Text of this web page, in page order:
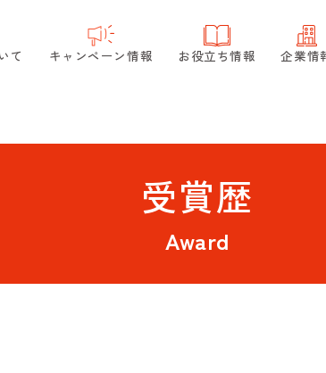
て キャンペーン情報 お役立ち情報 企業情
受賞歴
Award